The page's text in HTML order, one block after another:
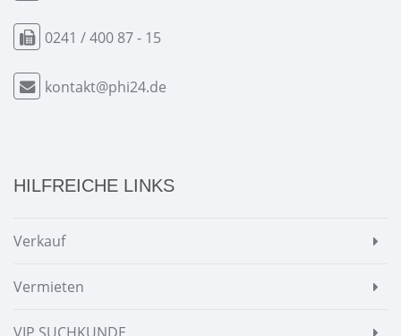
0241 / 400 87 - 15
kontakt@phi24.de
HILFREICHE LINKS
Verkauf
Vermieten